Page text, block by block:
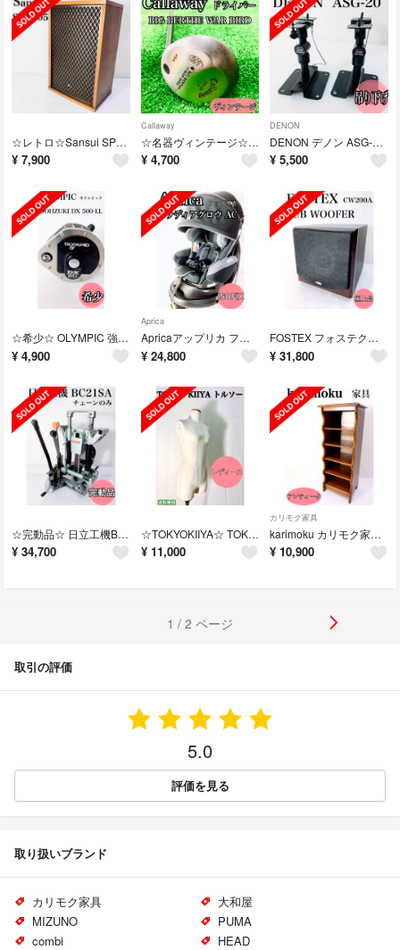
☆レトロ☆Sansui SP-2005 山水スピーカー 1台です！
¥ 7,900
Callaway
☆名器ヴィンテージ☆ Callaway BiIG BERTHA WAR BIRD
¥ 4,700
DENON
DENON デノン ASG-20スピーカーブラケット 吊り下げ 取付金具 天井
¥ 5,500
☆希少☆ OLYMPIC 強力リール DOHZUKI DX 500-LL
¥ 4,900
Aprica
Apricaアップリカ フラディアグロウ ISOFIX AC
¥ 24,800
FOSTEX フォステクス サブウーハー CW200A SUB WOOFER
¥ 31,800
☆完動品☆ 日立工機BC 21SA チェンのみ HITACHI 角ノミ
¥ 34,700
☆TOKYOKIIYA☆ TOKYOキイヤ トルソー マネキン レディース
¥ 11,000
カリモク家具
karimoku カリモク家具 アンティーク スリッパラック電話台
¥ 10,900
1 / 2 ページ
取引の評価
5.0
評価を見る
取り扱いブランド
カリモク家具
大和屋
MIZUNO
PUMA
combi
HEAD